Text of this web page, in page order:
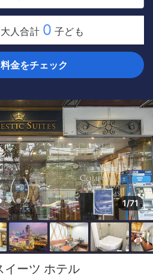
大人合計 0 子ども
金をチェック
1/71
イーツ ホテル